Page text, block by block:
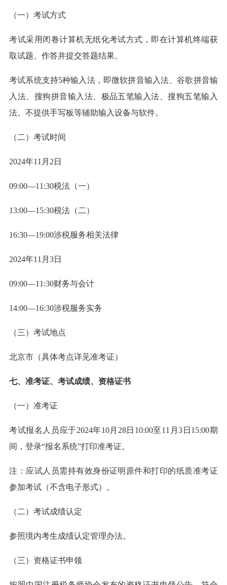
（一）考试方式
考试采用闭卷计算机无纸化考试方式，即在计算机终端获
取试题、作答并提交答题结果。
考试系统支持5种输入法，即微软拼音输入法、谷歌拼音输
入法、搜狗拼音输入法、极品五笔输入法、搜狗五笔输入
法。不提供手写板等辅助输入设备与软件。
（二）考试时间
2024年11月2日
09:00—11:30税法（一）
13:00—15:30税法（二）
16:30—19:00涉税服务相关法律
2024年11月3日
09:00—11:30财务与会计
14:00—16:30涉税服务实务
（三）考试地点
北京市（具体考点详见准考证）
七、准考证、考试成绩、资格证书
（一）准考证
考试报名人员应于2024年10月28日10:00至11月3日15:00期
间，登录“报名系统”打印准考证。
注：应试人员需持有效身份证明原件和打印的纸质准考证
参加考试（不含电子形式）。
（二）考试成绩认定
参照境内考生成绩认定管理办法。
（三）资格证书申领